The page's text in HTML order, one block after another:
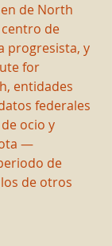
de North
de
progresista, y
for
entidades
federales
ocio y
—
de
de otros